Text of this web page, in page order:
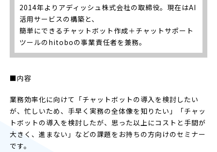
2014年よりアディッシュ株式会社の取締役。現在はAI
活用サービスの構築と、
簡単にできるチャットボット作成＋チャットサポート
ツールのhitoboの事業責任者を兼務。
■内容
業務効率化に向けて「チャットボットの導入を検討したい
が、忙しいため、手早く実務の全体像を知りたい」「チャッ
トボットの導入を検討したが、思った以上にコストと手間が
大きく、進まない」などの課題をお持ちの方向けのセミナー
です。